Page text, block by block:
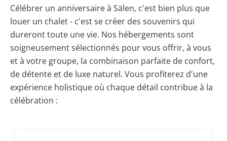
Célébrer un anniversaire à Sälen, c'est bien plus que
louer un chalet - c'est se créer des souvenirs qui
dureront toute une vie. Nos hébergements sont
soigneusement sélectionnés pour vous offrir, à vous
et à votre groupe, la combinaison parfaite de confort,
de détente et de luxe naturel. Vous profiterez d'une
expérience holistique où chaque détail contribue à la
célébration :